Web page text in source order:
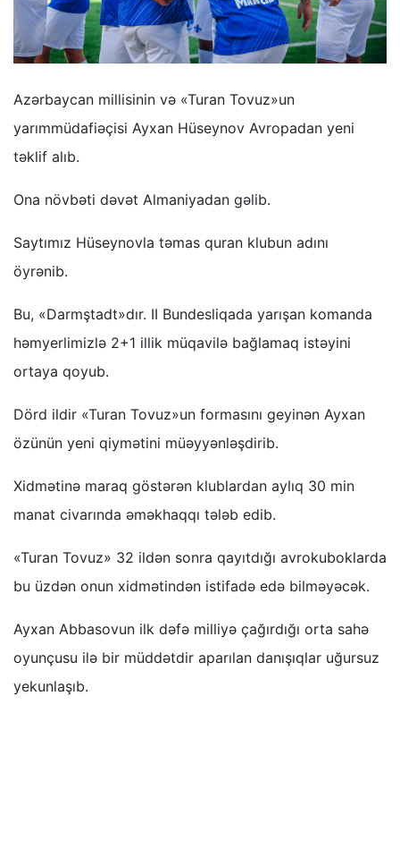
Azərbaycan millisinin və «Turan Tovuz»un
yarımmüdafiəçisi Ayxan Hüseynov Avropadan yeni
təklif alıb.
Ona növbəti dəvət Almaniyadan gəlib.
Saytımız Hüseynovla təmas quran klubun adını
öyrənib.
Bu, «Darmştadt»dır. II Bundesliqada yarışan komanda
həmyerlimizlə 2+1 illik müqavilə bağlamaq istəyini
ortaya qoyub.
Dörd ildir «Turan Tovuz»un formasını geyinən Ayxan
özünün yeni qiymətini müəyyənləşdirib.
Xidmətinə maraq göstərən klublardan aylıq 30 min
manat civarında əməkhaqqı tələb edib.
«Turan Tovuz» 32 ildən sonra qayıtdığı avrokuboklarda
bu üzdən onun xidmətindən istifadə edə bilməyəcək.
Ayxan Abbasovun ilk dəfə milliyə çağırdığı orta sahə
oyunçusu ilə bir müddətdir aparılan danışıqlar uğursuz
yekunlaşıb.